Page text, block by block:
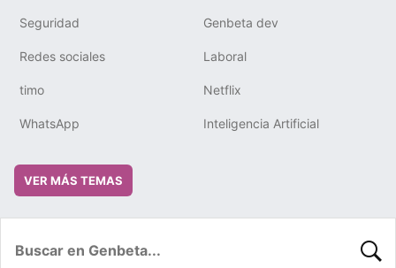
Seguridad Genbeta dev
Redes sociales Laboral
timo Netflix
WhatsApp Inteligencia Artificial
VER MÁS TEMAS